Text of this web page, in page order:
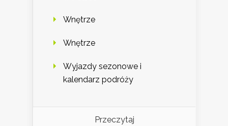
Wnętrze
Wnętrze
Wyjazdy sezonowe i
kalendarz podróży
Przeczytaj